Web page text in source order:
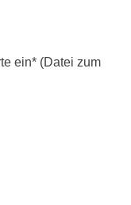
ein* (Datei zum